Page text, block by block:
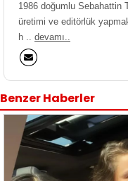
1986 doğumlu Sebahattin
üretimi ve editörlük
h .. devamı..
Benzer Haberler